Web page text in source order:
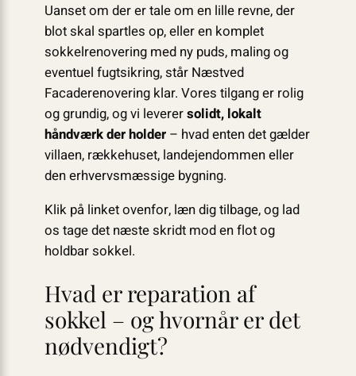
Uanset om der er tale om en lille revne, der
blot skal spartles op, eller en komplet
sokkelrenovering med ny puds, maling og
eventuel fugtsikring, står Næstved
Facaderenovering klar. Vores tilgang er rolig
og grundig, og vi leverersolidt, lokalt
håndværk der holder– hvad enten det gælder
villaen, rækkehuset, landejendommen eller
den erhvervsmæssige bygning.
Klik på linket ovenfor, læn dig tilbage, og lad
os tage det næste skridt mod en flot og
holdbar sokkel.
Hvad er reparation af
sokkel – og hvornår er det
nødvendigt?